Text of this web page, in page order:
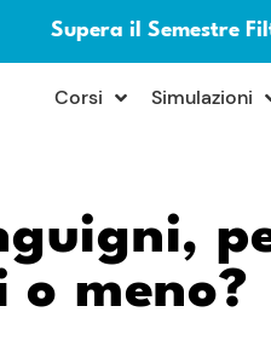
Supera il Semestre
Corsi Simulazioni
meno?